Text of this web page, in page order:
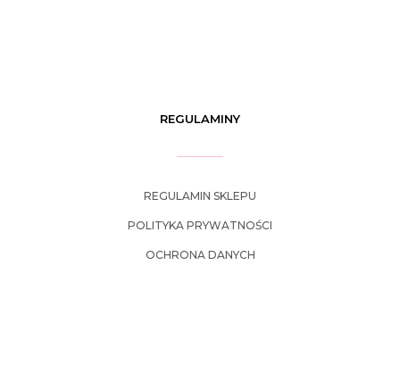
REGULAMINY
REGULAMIN SKLEPU
POLITYKA PRYWATNOŚCI
OCHRONA DANYCH